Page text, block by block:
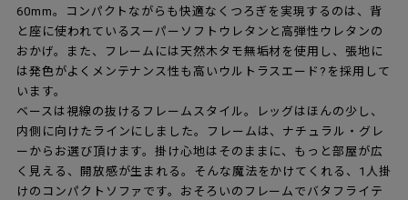
60mm。コンパクトながらも快適なくつろぎを実現するのは、背
と座に使われているスーパーソフトウレタンと高弾性ウレタンの
おかげ。また、フレームには天然木タモ無垢材を使用し、張地に
は発色がよくメンテナンス性も高いウルトラスエード?を採用して
います。
ベースは視線の抜けるフレームスタイル。レッグはほんの少し、
内側に向けたラインにしました。フレームは、ナチュラル・グレ
ーからお選び頂けます。掛け心地はそのままに、もっと部屋が広
く見える、開放感が生まれる。そんな魔法をかけてくれる、1人掛
けのコンパクトソファです。おそろいのフレームでバタフライテ